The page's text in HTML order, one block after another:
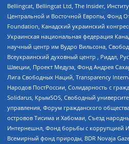
Bellingcat, Bellingcat Ltd, The Insider,
Центральной и Восточной Европы, Фонд
Foundation, Канадский украинский
Украинская национальная федерация
научный центр им Вудро Вильсона,
Всеукраинский духовный центр , Риддл,
Швеции, Проект Медуза, Фонд Андрея
Лига Свободных Наций, Transparеncy
Народов ПостРоссии, Солидарность с
Solidarus, КрымSOS, Свободный
управления, Форум гражданского
островов Тисима и Хабомаи, Съезд
Интернешнл, Фонд борьбы с коррупцией
Всемирный фонд природы, BDR Novaja